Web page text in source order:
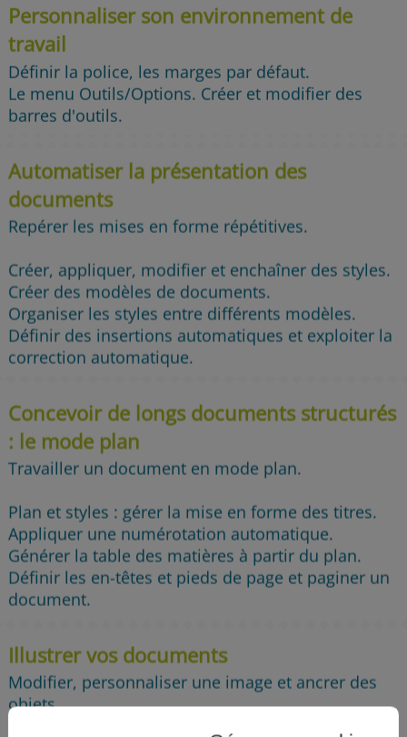
Personnaliser son environnement de
travail
Définir la police, les marges par défaut.
Le menu Outils/Options. Créer et modifier des
barres d'outils.
Automatiser la présentation des
documents
Repérer les mises en forme répétitives.
Créer, appliquer, modifier et enchaîner des styles.
Créer des modèles de documents.
Organiser les styles entre différents modèles.
Définir des insertions automatiques et exploiter la
correction automatique.
Concevoir de longs documents structurés
: le mode plan
Travailler un document en mode plan.
Plan et styles : gérer la mise en forme des titres.
Appliquer une numérotation automatique.
Générer la table des matières à partir du plan.
Définir les en-têtes et pieds de page et paginer un
document.
Illustrer vos documents
Modifier, personnaliser une image et ancrer des
objets.